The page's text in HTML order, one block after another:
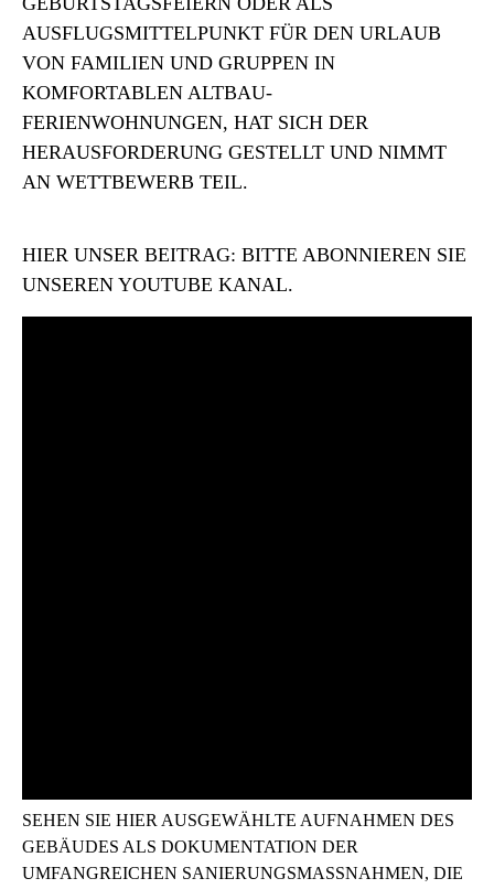
AUSFLUGSMITTELPUNKT FÜR DEN URLAUB
VON FAMILIEN UND GRUPPEN IN
KOMFORTABLEN ALTBAU-
FERIENWOHNUNGEN, HAT SICH DER
HERAUSFORDERUNG GESTELLT UND NIMMT
AN WETTBEWERB TEIL.
HIER UNSER BEITRAG: BITTE ABONNIEREN SIE
UNSEREN YOUTUBE KANAL.
SEHEN SIE HIER AUSGEWÄHLTE AUFNAHMEN DES
GEBÄUDES ALS DOKUMENTATION DER
UMFANGREICHEN SANIERUNGSMASSNAHMEN, DIE A